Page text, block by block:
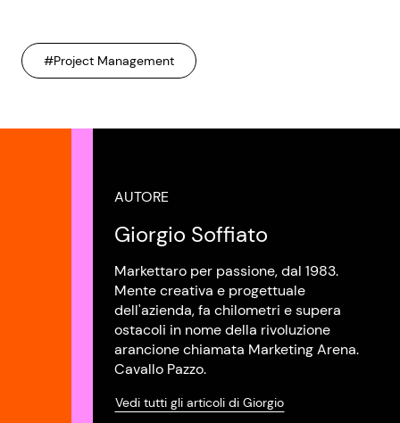
#Project Management
AUTORE
Giorgio Soffiato
Markettaro per passione, dal 1983.
Mente creativa e progettuale
dell'azienda, fa chilometri e supera
ostacoli in nome della rivoluzione
arancione chiamata Marketing Arena.
Cavallo Pazzo.
Vedi tutti gli articoli di Giorgio